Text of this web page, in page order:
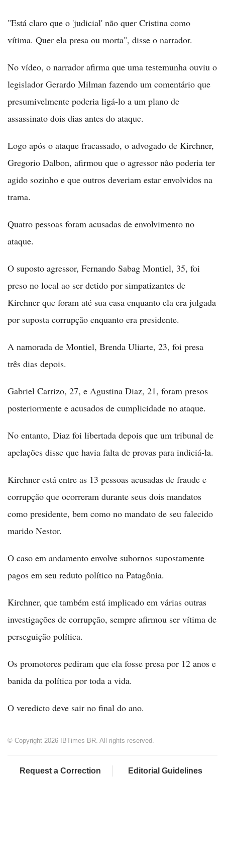
"Está claro que o 'judicial' não quer Cristina como
vítima. Quer ela presa ou morta", disse o narrador.
No vídeo, o narrador afirma que uma testemunha ouviu o
legislador Gerardo Milman fazendo um comentário que
presumivelmente poderia ligá-lo a um plano de
assassinato dois dias antes do ataque.
Logo após o ataque fracassado, o advogado de Kirchner,
Gregorio Dalbon, afirmou que o agressor não poderia ter
agido sozinho e que outros deveriam estar envolvidos na
trama.
Quatro pessoas foram acusadas de envolvimento no
ataque.
O suposto agressor, Fernando Sabag Montiel, 35, foi
preso no local ao ser detido por simpatizantes de
Kirchner que foram até sua casa enquanto ela era julgada
por suposta corrupção enquanto era presidente.
A namorada de Montiel, Brenda Uliarte, 23, foi presa
três dias depois.
Gabriel Carrizo, 27, e Agustina Diaz, 21, foram presos
posteriormente e acusados de cumplicidade no ataque.
No entanto, Diaz foi libertada depois que um tribunal de
apelações disse que havia falta de provas para indiciá-la.
Kirchner está entre as 13 pessoas acusadas de fraude e
corrupção que ocorreram durante seus dois mandatos
como presidente, bem como no mandato de seu falecido
marido Nestor.
O caso em andamento envolve subornos supostamente
pagos em seu reduto político na Patagônia.
Kirchner, que também está implicado em várias outras
investigações de corrupção, sempre afirmou ser vítima de
perseguição política.
Os promotores pediram que ela fosse presa por 12 anos e
banida da política por toda a vida.
O veredicto deve sair no final do ano.
© Copyright 2026 IBTimes BR. All rights reserved.
Request a Correction Editorial Guidelines